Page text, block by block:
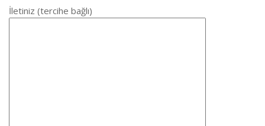
İletiniz (tercihe bağlı)